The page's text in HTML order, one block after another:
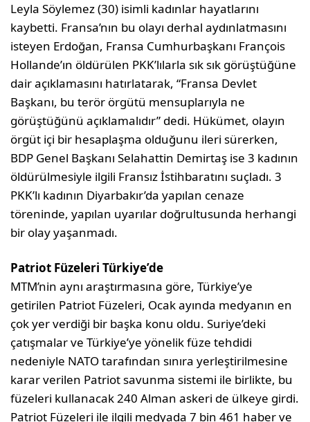
Leyla Söylemez (30) isimli kadınlar hayatlarını
kaybetti. Fransa’nın bu olayı derhal aydınlatmasını
isteyen Erdoğan, Fransa Cumhurbaşkanı François
Hollande’ın öldürülen PKK’lılarla sık sık görüştüğüne
dair açıklamasını hatırlatarak, “Fransa Devlet
Başkanı, bu terör örgütü mensuplarıyla ne
görüştüğünü açıklamalıdır” dedi. Hükümet, olayın
örgüt içi bir hesaplaşma olduğunu ileri sürerken,
BDP Genel Başkanı Selahattin Demirtaş ise 3 kadının
öldürülmesiyle ilgili Fransız İstihbaratını suçladı. 3
PKK’lı kadının Diyarbakır’da yapılan cenaze
töreninde, yapılan uyarılar doğrultusunda herhangi
bir olay yaşanmadı.
Patriot Füzeleri Türkiye’de
MTM’nin aynı araştırmasına göre, Türkiye’ye
getirilen Patriot Füzeleri, Ocak ayında medyanın en
çok yer verdiği bir başka konu oldu. Suriye’deki
çatışmalar ve Türkiye’ye yönelik füze tehdidi
nedeniyle NATO tarafından sınıra yerleştirilmesine
karar verilen Patriot savunma sistemi ile birlikte, bu
füzeleri kullanacak 240 Alman askeri de ülkeye girdi.
Patriot Füzeleri ile ilgili medyada 7 bin 461 haber ve